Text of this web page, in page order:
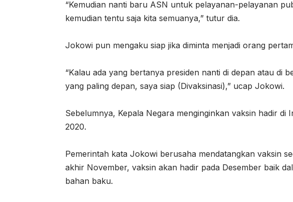
“Kemudian nanti baru ASN untuk pelayanan-pelayanan
kemudian tentu saja kita semuanya,” tutur dia.
Jokowi pun mengaku siap jika diminta menjadi orang
“Kalau ada yang bertanya presiden nanti di depan atau di
yang paling depan, saya siap (Divaksinasi),” ucap Jokowi.
Sebelumnya, Kepala Negara menginginkan vaksin hadir di
2020.
Pemerintah kata Jokowi berusaha mendatangkan vaksin
akhir November, vaksin akan hadir pada Desember baik
bahan baku.